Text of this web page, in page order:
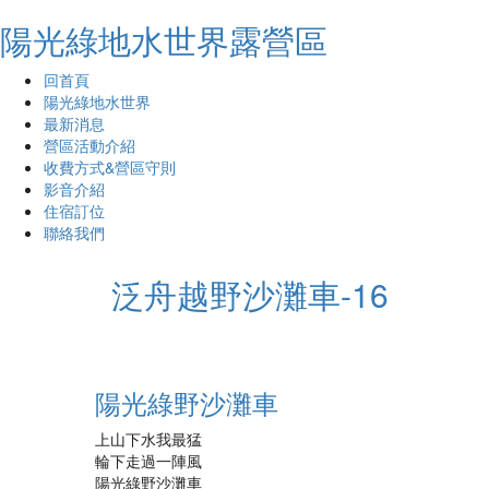
陽光綠地水世界露營區
回首頁
陽光綠地水世界
最新消息
營區活動介紹
收費方式&營區守則
影音介紹
住宿訂位
聯絡我們
泛舟越野沙灘車-16
陽光綠野沙灘車
上山下水我最猛
輪下走過一陣風
陽光綠野沙灘車